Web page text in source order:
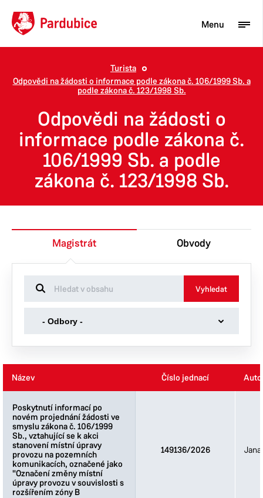
Turista
Aktuality
Občan
Podnikatel
Město
Turista
Odpovědi na žádosti o informace podle zákona č. 106/1999 Sb. a
podle zákona č. 123/1998 Sb.
Odpovědi na žádosti o
informace podle zákona č.
106/1999 Sb. a podle
zákona č. 123/1998 Sb.
Magistrát Obvody
Vyhledat
- Odbory -
Odbor dopravy
Odbor ekonomický
Odbor hlavního architekta
Odbor informačních technologií
Odbor majetku a investic
Odbor rozvoje a strategie
Název Číslo jednací
Poskytnutí informací po
novém projednání žádosti ve
smyslu zákona č. 106/1999
Sb., vztahující se k akci
stanovení místní úpravy
provozu na pozemních
komunikacích, označené jako
"Označení změny místní
úpravy provozu v souvislosti s
rozšířením zóny B
149136/2026
Název
Poskytnutí informací po
novém projednání žádosti ve
smyslu zákona č. 106/1999
Sb., vztahující se k akci
stanovení místní úpravy
provozu na pozemních
komunikacích, označené jako
"Označení změny místní
úpravy provozu v souvislosti s
rozšířením zóny B
Název Číslo jednací
Název
Menu